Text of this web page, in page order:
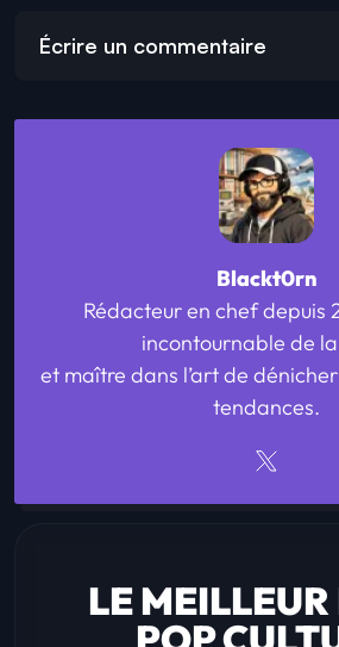
Écrire un commentaire
Blackt0rn
Rédacteur en chef depuis
incontournable de
et maître dans l’art de
tendances.
LE